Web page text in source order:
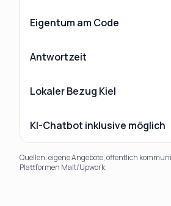
Eigentum am Code
Antwortzeit
Lokaler Bezug Kiel
KI-Chatbot inklusive möglich
Quellen: eigene Angebote, öffentlich
Plattformen Malt/Upwork.